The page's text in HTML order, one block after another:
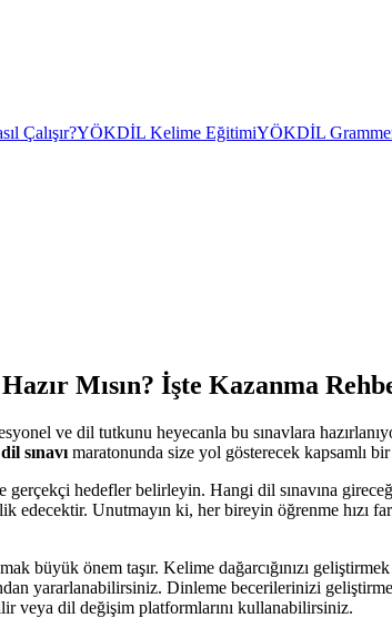
Çalışır?YÖKDİL Kelime EğitimiYÖKDİL
Mısın? İşte Kazanma
ve dil tutkunu heyecanla bu sınavlara
sınavı maratonunda size yol gösterecek kapsamlı
gerçekçi hedefler belirleyin. Hangi dil sınavına
edecektir. Unutmayın ki, her bireyin öğrenme hızı
büyük önem taşır. Kelime dağarcığınızı
yararlanabilirsiniz. Dinleme becerilerinizi
veya dil değişim platformlarını kullanabilirsiniz.